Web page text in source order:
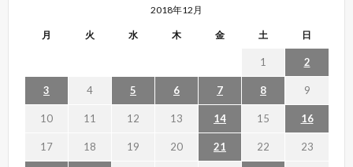
2018年12月
月 火 水 木 金 土 日
1 2
3 4 5 6 7 8 9
10 11 12 13 14 15 16
17 18 19 20 21 22 23